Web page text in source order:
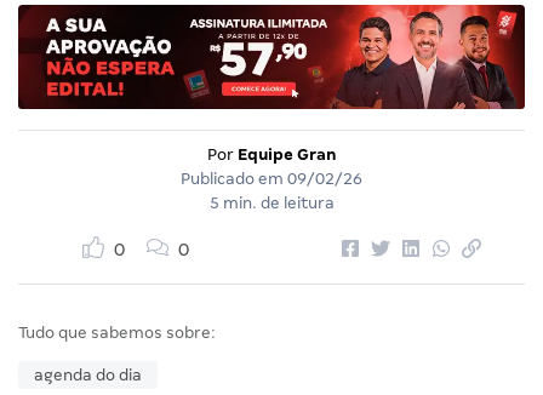
Por Equipe Gran
Publicado em 09/02/26
5 min. de leitura
0 0
Tudo que sabemos sobre:
agenda do dia